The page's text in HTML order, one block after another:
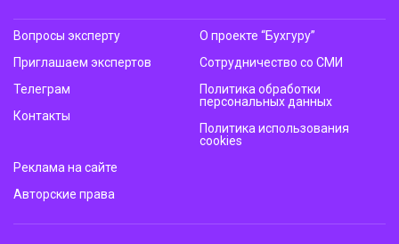
Вопросы эксперту
Приглашаем экспертов
Телеграм
Контакты
О проекте “Бухгуру”
Сотрудничество со СМИ
Политика обработки
персональных данных
Политика использования
cookies
Реклама на сайте
Авторские права